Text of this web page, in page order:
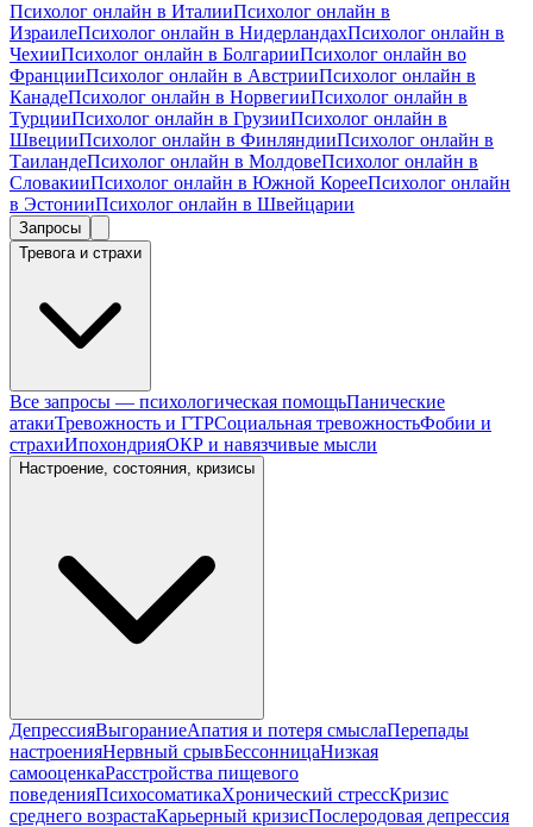
Психолог онлайн в ИталииПсихолог онлайн в
ИзраилеПсихолог онлайн в НидерландахПсихолог онлайн в
ЧехииПсихолог онлайн в БолгарииПсихолог онлайн во
ФранцииПсихолог онлайн в АвстрииПсихолог онлайн в
КанадеПсихолог онлайн в НорвегииПсихолог онлайн в
ТурцииПсихолог онлайн в ГрузииПсихолог онлайн в
ШвецииПсихолог онлайн в ФинляндииПсихолог онлайн в
ТаиландеПсихолог онлайн в МолдовеПсихолог онлайн в
СловакииПсихолог онлайн в Южной КорееПсихолог онлайн
в ЭстонииПсихолог онлайн в Швейцарии
Запросы
Тревога и страхи
Все запросы — психологическая помощьПанические
атакиТревожность и ГТРСоциальная тревожностьФобии и
страхиИпохондрияОКР и навязчивые мысли
Настроение, состояния, кризисы
ДепрессияВыгораниеАпатия и потеря смыслаПерепады
настроенияНервный срывБессонницаНизкая
самооценкаРасстройства пищевого
поведенияПсихосоматикаХронический стрессКризис
среднего возрастаКарьерный кризисПослеродовая депрессия